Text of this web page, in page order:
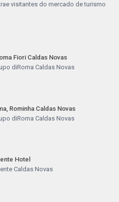
visitantes do mercado de turismo
Fiori Caldas Novas
diRoma Caldas Novas
Rominha Caldas Novas
diRoma Caldas Novas
Hotel
Caldas Novas